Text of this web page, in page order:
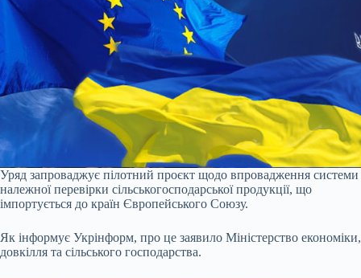
Уряд запроваджує пілотний проєкт щодо впровадження системи
належної перевірки сільськогосподарської продукції, що
імпортується до країн Європейського Союзу.
Як інформує Укрінформ, про це заявило Міністерство економіки,
довкілля та сільського господарства.